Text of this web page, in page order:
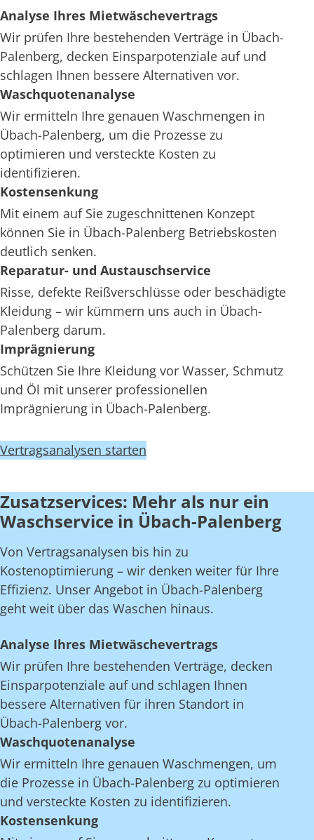
Analyse Ihres Mietwäschevertrags
Wir prüfen Ihre bestehenden Verträge in Übach-
Palenberg, decken Einsparpotenziale auf und
schlagen Ihnen bessere Alternativen vor.
Waschquotenanalyse
Wir ermitteln Ihre genauen Waschmengen in
Übach-Palenberg, um die Prozesse zu
optimieren und versteckte Kosten zu
identifizieren.
Kostensenkung
Mit einem auf Sie zugeschnittenen Konzept
können Sie in Übach-Palenberg Betriebskosten
deutlich senken.
Reparatur- und Austauschservice
Risse, defekte Reißverschlüsse oder beschädigte
Kleidung – wir kümmern uns auch in Übach-
Palenberg darum.
Imprägnierung
Schützen Sie Ihre Kleidung vor Wasser, Schmutz
und Öl mit unserer professionellen
Imprägnierung in Übach-Palenberg.
Vertragsanalysen starten
Zusatzservices: Mehr als nur ein
Waschservice in Übach-Palenberg
Von Vertragsanalysen bis hin zu
Kostenoptimierung – wir denken weiter für Ihre
Effizienz. Unser Angebot in Übach-Palenberg
geht weit über das Waschen hinaus.
Analyse Ihres Mietwäschevertrags
Wir prüfen Ihre bestehenden Verträge, decken
Einsparpotenziale auf und schlagen Ihnen
bessere Alternativen für ihren Standort in
Übach-Palenberg vor.
Waschquotenanalyse
Wir ermitteln Ihre genauen Waschmengen, um
die Prozesse in Übach-Palenberg zu optimieren
und versteckte Kosten zu identifizieren.
Kostensenkung